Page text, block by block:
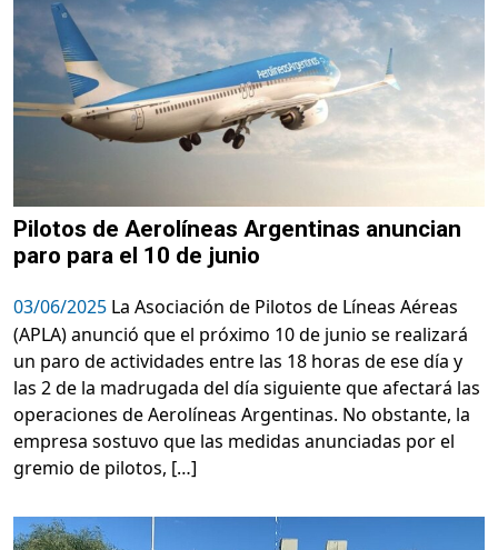
Pilotos de Aerolíneas Argentinas anuncian
paro para el 10 de junio
03/06/2025 La Asociación de Pilotos de Líneas Aéreas
(APLA) anunció que el próximo 10 de junio se realizará
un paro de actividades entre las 18 horas de ese día y
las 2 de la madrugada del día siguiente que afectará las
operaciones de Aerolíneas Argentinas. No obstante, la
empresa sostuvo que las medidas anunciadas por el
gremio de pilotos, […]